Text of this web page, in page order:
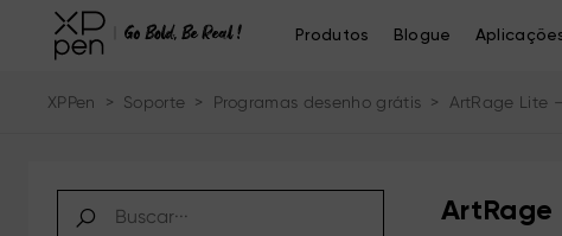
Produtos Blogue
XPPen > Soporte > Programas desenho grátis > ArtRage Lite